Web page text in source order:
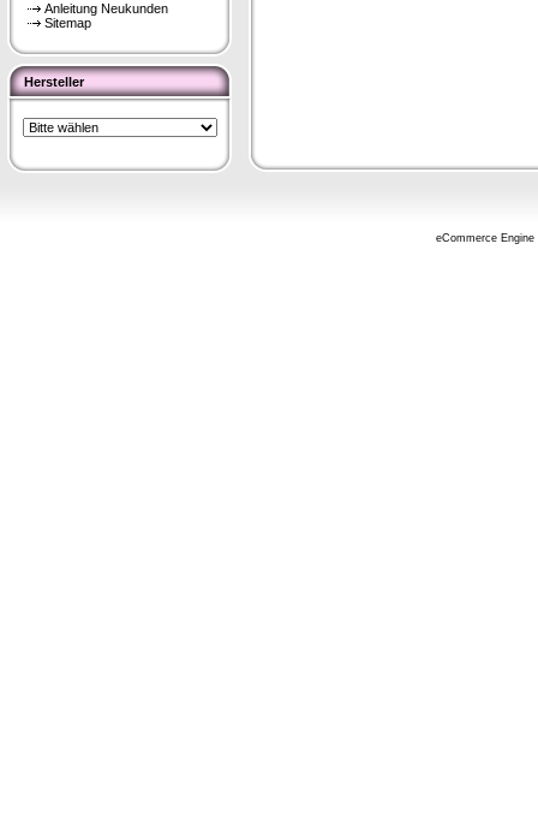
Anleitung Neukunden
Sitemap
Hersteller
eCommerce